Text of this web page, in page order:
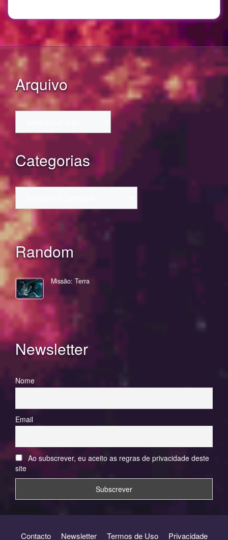
Arquivo
Categorias
Categorias
Random
Missão: Terra
Newsletter
Nome
Email
Ao subscrever, eu aceito as regras de privacidade deste
site
Contacto Newsletter Termos de Uso Privacidade